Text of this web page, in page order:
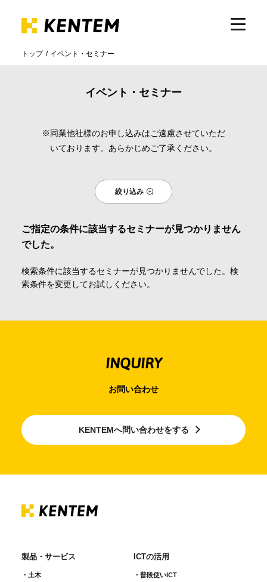
導入事例
イベント・セミナー
会社情報
採用情報
お問合せ・申込
サイト内検索
トップ イベント・セミナー
イベント・セミナー
※同業他社様のお申し込みはご遠慮させていただ
いております。あらかじめご了承ください。
絞り込み
ご指定の条件に該当するセミナーが見つかりません
でした。
検索条件に該当するセミナーが見つかりませんでした。検
索条件を変更してお試しください。
INQUIRY
お問い合わせ
KENTEMへ問い合わせをする
製品・サービス
土木
ICTの活用
普段使いICT